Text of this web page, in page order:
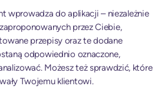
wprowadza do aplikacji – niezależnie
przez Ciebie,
przepisy oraz te dodane
odpowiednio oznaczone,
Możesz też sprawdzić, które
Twojemu klientowi.